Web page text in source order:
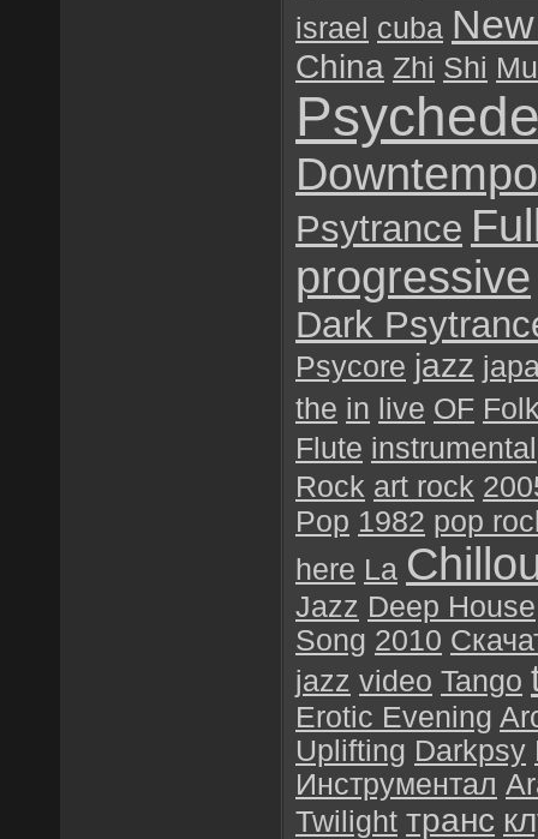
israel cuba
China Zhi Shi
Downtempo
Psytrance
progressive
Dark
Psycore jazz
the in live OF
Flute instrumental
Rock art rock
Pop 1982 pop
here La
Jazz Deep House
Song 2010
jazz video Tango
Erotic Evening
Uplifting Darkpsy
Инструментал
Twilight транс